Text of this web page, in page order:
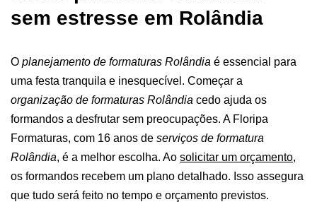
sem estresse em Rolândia
O planejamento de formaturas Rolândia é essencial para
uma festa tranquila e inesquecível. Começar a
organização de formaturas Rolândia cedo ajuda os
formandos a desfrutar sem preocupações. A Floripa
Formaturas, com 16 anos de serviços de formatura
Rolândia, é a melhor escolha. Ao solicitar um orçamento,
os formandos recebem um plano detalhado. Isso assegura
que tudo será feito no tempo e orçamento previstos.